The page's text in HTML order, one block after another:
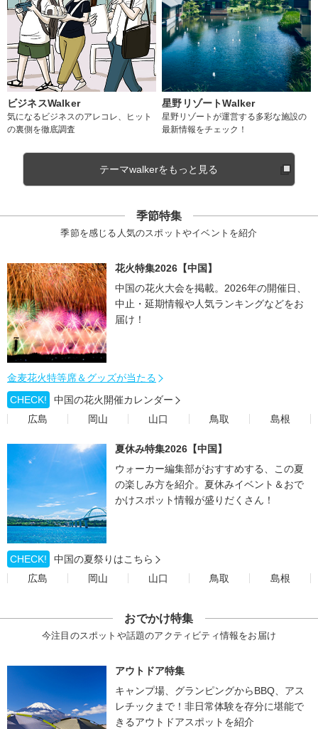
ビジネスWalker
気になるビジネスのアレコレ、ヒット
の裏側を徹底調査
星野リゾートWalker
星野リゾートが運営する多彩な施設の
最新情報をチェック！
テーマwalkerをもっと見る
季節特集
季節を感じる人気のスポットやイベントを紹介
花火特集2026【中国】
中国の花火大会を掲載。2026年の開催日、
中止・延期情報や人気ランキングなどをお
届け！
金麦花火特等席＆グッズが当たる
CHECK!
中国の花火開催カレンダー
広島
岡山 山口 鳥取 島根
夏休み特集2026【中国】
ウォーカー編集部がおすすめする、この夏
の楽しみ方を紹介。夏休みイベント＆おで
かけスポット情報が盛りだくさん！
CHECK!
中国の夏祭りはこちら
広島
岡山 山口 鳥取 島根
おでかけ特集
今注目のスポットや話題のアクティビティ情報をお届け
アウトドア特集
キャンプ場、グランピングからBBQ、アス
レチックまで！非日常体験を存分に堪能で
きるアウトドアスポットを紹介